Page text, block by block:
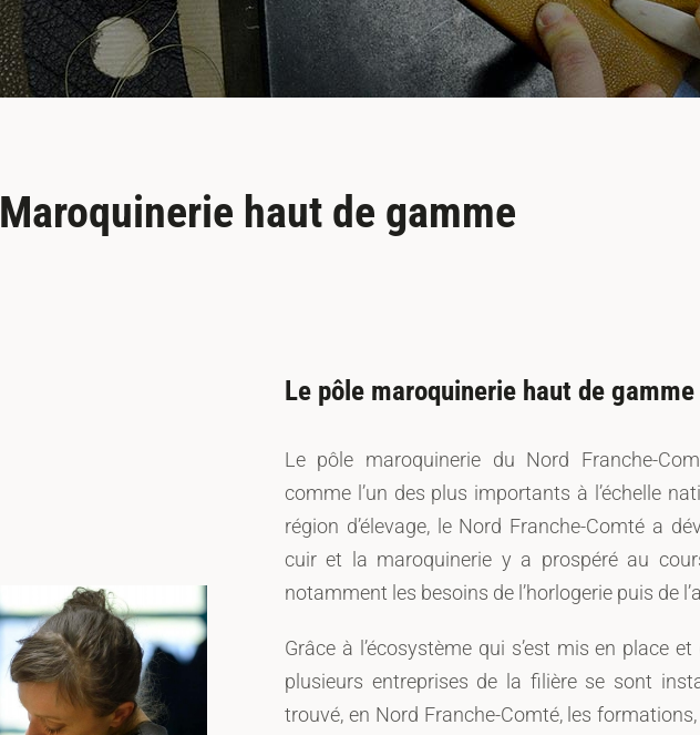
Maroquinerie haut de gamme
Le pôle maroquinerie haut de gamme
Le pôle maroquinerie du Nord Franche-
comme l’un des plus importants à l’échelle
région d’élevage, le Nord Franche-Comté a
cuir et la maroquinerie y a prospéré au
notamment les besoins de l’horlogerie puis de
Grâce à l’écosystème qui s’est mis en place
plusieurs entreprises de la filière se sont
trouvé, en Nord Franche-Comté, les